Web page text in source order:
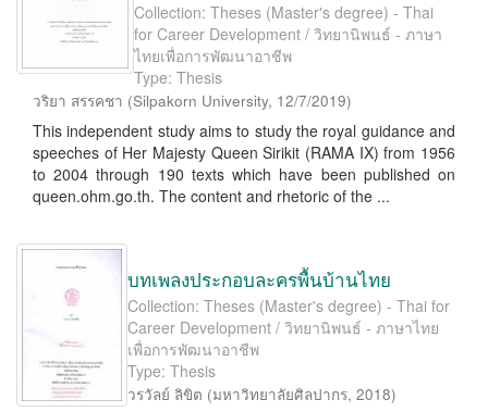
Collection: Theses (Master's degree) - Thai
for Career Development / วิทยานิพนธ์ - ภาษา
ไทยเพื่อการพัฒนาอาชีพ
Type: Thesis
วริยา สรรคชา (Silpakorn University, 12/7/2019)
This independent study aims to study the royal guidance and
speeches of Her Majesty Queen Sirikit (RAMA IX) from 1956
to 2004 through 190 texts which have been published on
queen.ohm.go.th. The content and rhetoric of the ...
บทเพลงประกอบละครพื้นบ้านไทย
Collection: Theses (Master's degree) - Thai for
Career Development / วิทยานิพนธ์ - ภาษาไทย
เพื่อการพัฒนาอาชีพ
Type: Thesis
วรวัลย์ ลิขิต (มหาวิทยาลัยศิลปากร,2018)